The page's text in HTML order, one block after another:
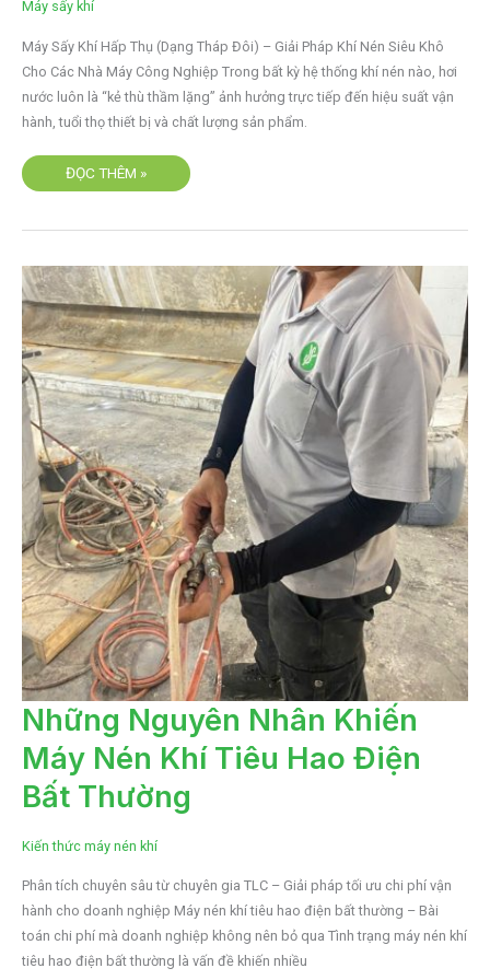
Máy sấy khí
Máy Sấy Khí Hấp Thụ (Dạng Tháp Đôi) – Giải Pháp Khí Nén Siêu Khô
Cho Các Nhà Máy Công Nghiệp Trong bất kỳ hệ thống khí nén nào, hơi
nước luôn là “kẻ thù thầm lặng” ảnh hưởng trực tiếp đến hiệu suất vận
hành, tuổi thọ thiết bị và chất lượng sản phẩm.
PHÁP
NÉN
SIÊU
KHÔ
CHO
NHÀ
ĐỌC THÊM »
Những Nguyên Nhân Khiến
Máy Nén Khí Tiêu Hao Điện
Bất Thường
Kiến thức máy nén khí
Phân tích chuyên sâu từ chuyên gia TLC – Giải pháp tối ưu chi phí vận
hành cho doanh nghiệp Máy nén khí tiêu hao điện bất thường – Bài
toán chi phí mà doanh nghiệp không nên bỏ qua Tình trạng máy nén khí
tiêu hao điện bất thường là vấn đề khiến nhiều
NHỮNG
NGUYÊN
NHÂN
KHIẾN
MÁY
NÉN
KHÍ
TIÊU
BẤT